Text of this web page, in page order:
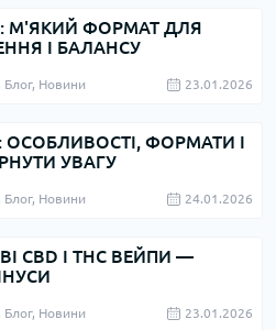
М'ЯКИЙ ФОРМАТ ДЛЯ
І БАЛАНСУ
Блог, Новини 23.01.2026
ОСОБЛИВОСТІ, ФОРМАТИ І
УВАГУ
Блог, Новини 24.01.2026
CBD І THC ВЕЙПИ —
Блог, Новини 23.01.2026